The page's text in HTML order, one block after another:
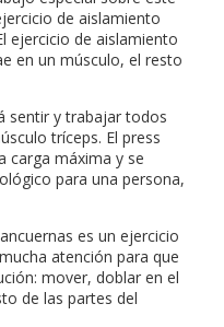
de aislamiento
ejercicio de aislamiento
en un músculo, el resto
sentir y trabajar todos
tríceps. El press
carga máxima y se
para una persona,
es un ejercicio
atención para que
mover, doblar en el
de las partes del